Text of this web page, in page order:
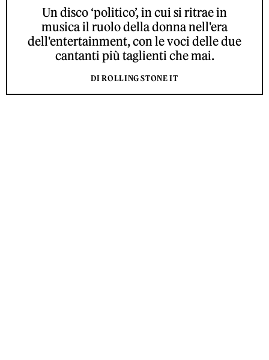
Un disco ‘politico’, in cui si ritrae in
musica il ruolo della donna nell'era
dell'entertainment, con le voci delle due
cantanti più taglienti che mai.
DI ROLLING STONE IT